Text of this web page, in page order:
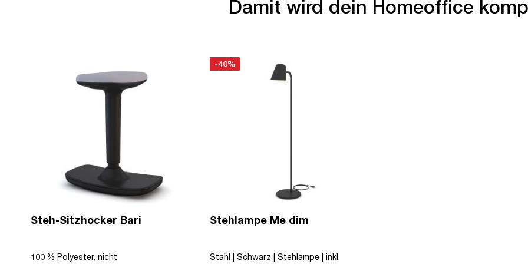
Damit wird dein Homeoffice
Steh-Sitzhocker Bari
100 % Polyester, nicht
-40%
Stehlampe Me dim
Stahl | Schwarz | Stehlampe | inkl.